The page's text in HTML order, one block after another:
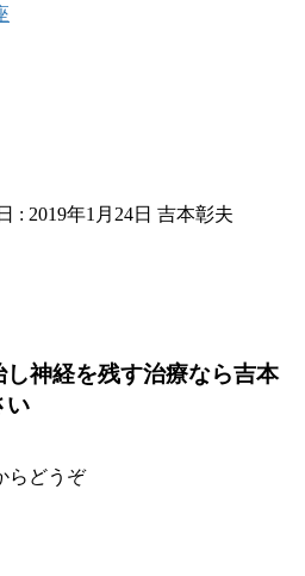
: 2019年1月24日 吉本彰夫
神経を残す治療なら吉本
い
らどうぞ